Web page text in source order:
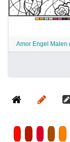
Amor Engel Malen